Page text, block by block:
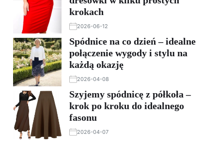
krokach
2026-06-12
Spódnice na co dzień – idealne
połączenie wygody i stylu na
każdą okazję
2026-04-08
Szyjemy spódnicę z półkoła –
krok po kroku do idealnego
fasonu
2026-04-07